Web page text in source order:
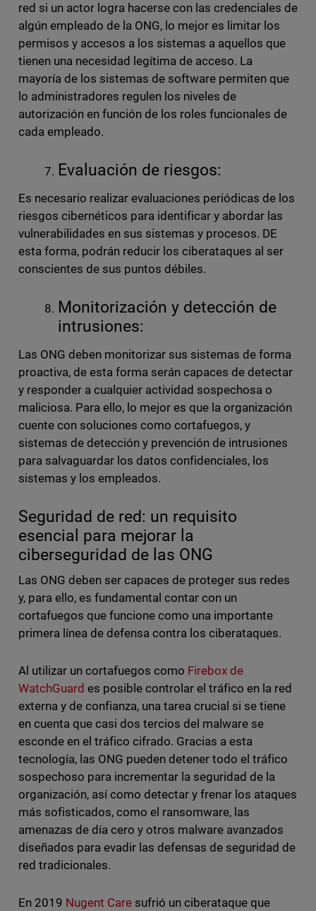
red si un actor logra hacerse con las credenciales de
algún empleado de la ONG, lo mejor es limitar los
permisos y accesos a los sistemas a aquellos que
tienen una necesidad legítima de acceso. La
mayoría de los sistemas de software permiten que
lo administradores regulen los niveles de
autorización en función de los roles funcionales de
cada empleado.
Evaluación de riesgos:
Es necesario realizar evaluaciones periódicas de los
riesgos cibernéticos para identificar y abordar las
vulnerabilidades en sus sistemas y procesos. DE
esta forma, podrán reducir los ciberataques al ser
conscientes de sus puntos débiles.
Monitorización y detección de
intrusiones:
Las ONG deben monitorizar sus sistemas de forma
proactiva, de esta forma serán capaces de detectar
y responder a cualquier actividad sospechosa o
maliciosa. Para ello, lo mejor es que la organización
cuente con soluciones como cortafuegos, y
sistemas de detección y prevención de intrusiones
para salvaguardar los datos confidenciales, los
sistemas y los empleados.
Seguridad de red: un requisito
esencial para mejorar la
ciberseguridad de las ONG
Las ONG deben ser capaces de proteger sus redes
y, para ello, es fundamental contar con un
cortafuegos que funcione como una importante
primera línea de defensa contra los ciberataques.
Al utilizar un cortafuegos como Firebox de
WatchGuard es posible controlar el tráfico en la red
externa y de confianza, una tarea crucial si se tiene
en cuenta que casi dos tercios del malware se
esconde en el tráfico cifrado. Gracias a esta
tecnología, las ONG pueden detener todo el tráfico
sospechoso para incrementar la seguridad de la
organización, así como detectar y frenar los ataques
más sofisticados, como el ransomware, las
amenazas de día cero y otros malware avanzados
diseñados para evadir las defensas de seguridad de
red tradicionales.
En 2019 Nugent Caresufrió un ciberataque que